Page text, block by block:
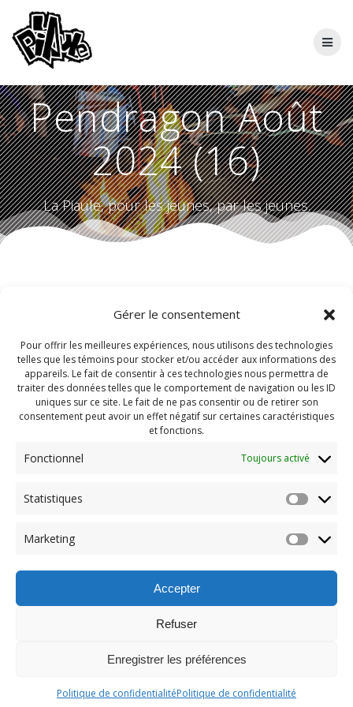
Gérer le consentement
Pour offrir les meilleures expériences, nous utilisons des technologies
telles que les témoins pour stocker et/ou accéder aux informations des
appareils. Le fait de consentir à ces technologies nous permettra de
traiter des données telles que le comportement de navigation ou les ID
uniques sur ce site. Le fait de ne pas consentir ou de retirer son
consentement peut avoir un effet négatif sur certaines caractéristiques
et fonctions.
Fonctionnel Toujours activé
Statistiques
Marketing
Accepter
Refuser
Enregistrer les préférences
Politique de confidentialitéPolitique de confidentialité
Pendragon Août
2024 (16)
La Piaule, pour les jeunes, par les jeunes.
Navigation
de
l'article
Previous:
post:
© 2026 Maison des Jeunes de Boucherville.